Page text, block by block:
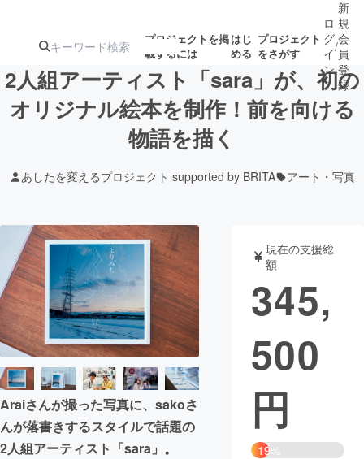
プロジェクトを掲
載するには
はじ
める
プロジェクト
をさがす
注目の新着プロ募集終了が近いプ
ロジェクト
テクノロジー・ガジェット
映像・映画 書籍・雑誌
ビジネス・起業 チャレンジ
まちづくり・地域活性化
CAMPFIRE for Social Good
CAMPFIRE Creation
ロ
グ
イ
ン
/
新
規
会
員
登
録
2人組アーティスト「sara」が、初の
オリジナル絵本を制作！前を向ける
物語を描く
あしたを変えるプロジェクト supported by BRITA アート・写真
Araiさんが撮った写真に、sakoさ
んが落書きするスタイルで話題の
2人組アーティスト「sara」。
現在の支援総
額
345,
500
円
19%